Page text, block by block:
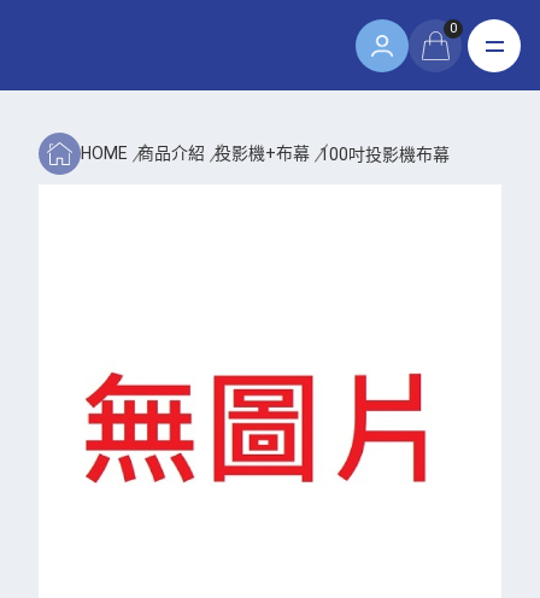
0
HOME 商品介紹 投影機+布幕 100吋投影機布幕